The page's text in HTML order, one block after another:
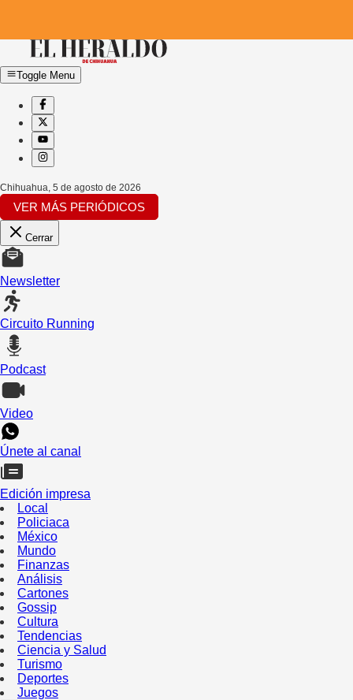
Toggle Menu
Chihuahua 5 de agosto de 2026
VER MÁS PERIÓDICOS
Cerrar
Newsletter
Circuito Running
Podcast
Video
Únete al canal
Edición impresa
Local
Policiaca
México
Mundo
Finanzas
Análisis
Cartones
Gossip
Cultura
Tendencias
Ciencia y Salud
Turismo
Deportes
Juegos